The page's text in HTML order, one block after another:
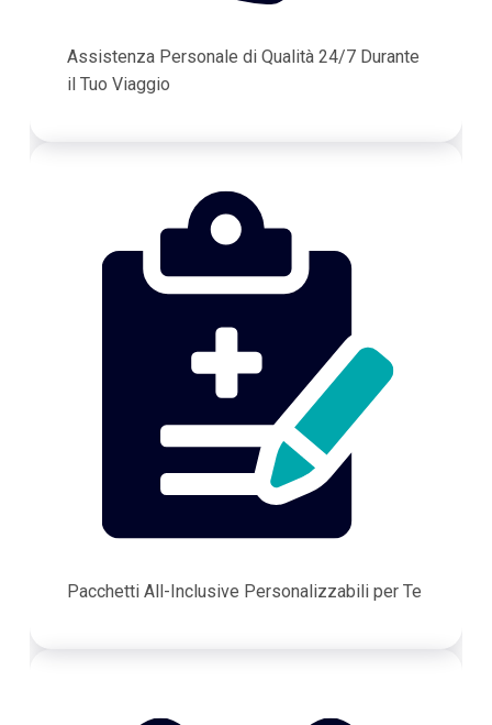
Assistenza Personale di Qualità 24/7 Durante
il Tuo Viaggio
Pacchetti All-Inclusive Personalizzabili per Te